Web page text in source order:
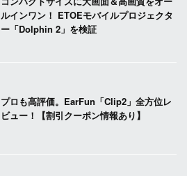
ルインワン！ ETOEモバイルプロジェクタ
ー「Dolphin 2」を検証
プロも高評価。EarFun「Clip2」全方位レ
ビュー！【割引クーポン情報あり】